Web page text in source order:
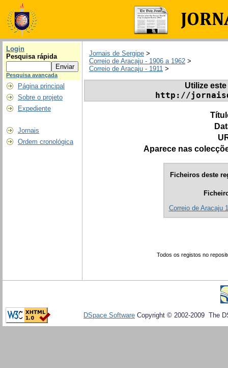
Login
Pesquisa rápida
Pesquisa avançada
Página principal
Sobre o projeto
Expediente
Jornais
Ordem cronológica
Jornais de Sergipe >
Correio de Aracaju - 1906 a 1962 >
Correio de Aracaju - 1911 >
Utilize
http://
Aparece nas
Ficheiros deste
Correio de Aracaju
Todos os registos no
DSpace Software Copyright © 2002-2009 The